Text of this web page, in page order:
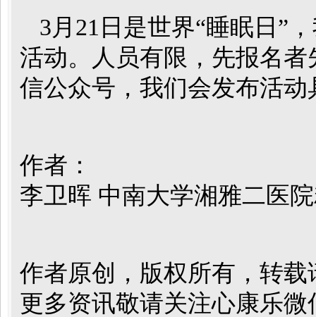
3月21日是世界“睡眠日”
活动。人员有限，先报名
信公众号，我们会发布活
作者：
李卫晖 中南大学湘雅二医
作者原创，版权所有，转载
更多资讯敬请关注心康乐